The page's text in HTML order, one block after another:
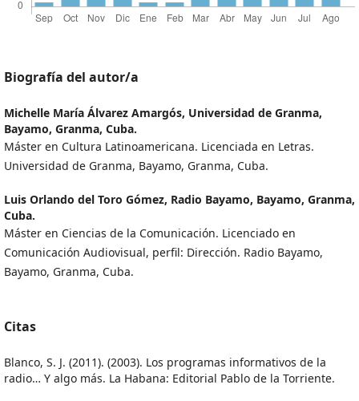
Biografía del autor/a
Michelle María Álvarez Amargós, Universidad de Granma,
Bayamo, Granma, Cuba.
Máster en Cultura Latinoamericana. Licenciada en Letras.
Universidad de Granma, Bayamo, Granma, Cuba.
Luis Orlando del Toro Gómez, Radio Bayamo, Bayamo, Granma,
Cuba.
Máster en Ciencias de la Comunicación. Licenciado en
Comunicación Audiovisual, perfil: Dirección. Radio Bayamo,
Bayamo, Granma, Cuba.
Citas
Blanco, S. J. (2011). (2003). Los programas informativos de la
radio… Y algo más. La Habana: Editorial Pablo de la Torriente.